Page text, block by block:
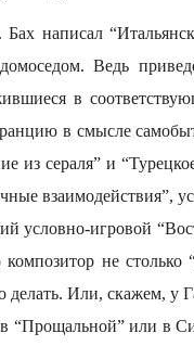
написал
Ведь
в
в смысле
из cераля” и
взаимодействия”,
условно-игровой
не столько
делать. Или, скажем,
“Прощальной” или в